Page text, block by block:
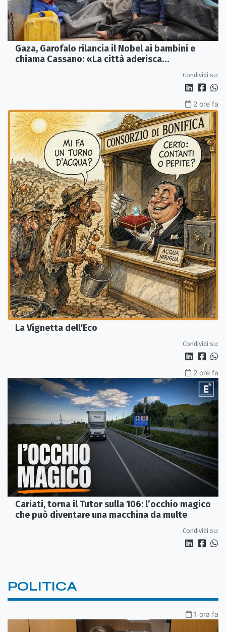
Gaza, Garofalo rilancia il Nobel ai bambini e
chiama Cassano: «La città aderisca
Condividi su:
2 ore fa
La Vignetta dell'Eco
Condividi su:
2 ore fa
Cariati, torna il Tutor sulla 106: l’occhio magico
che può diventare una macchina da multe
Condividi su:
POLITICA
1 ora fa